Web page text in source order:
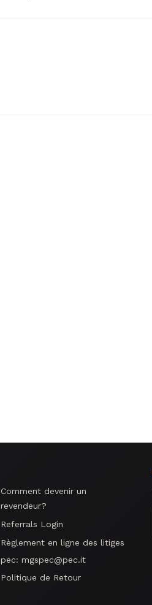
Comment devenir un
revendeur?
Referrals Login
Règlement en ligne des litiges
pec: mgspec@pec.it
Politique de Retour